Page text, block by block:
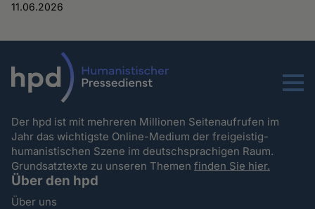
11.06.2026
Menu
Der hpd ist mit mehreren Millionen Seitenaufrufen im
Jahr das wichtigste Online-Medium der freigeistig-
humanistischen Szene im deutschsprachigen Raum.
Grundsatztexte zu unseren Themenfinden Sie hier.
Über den hpd
Über uns